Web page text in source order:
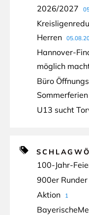
2026/2027
Herren
Hannover-
möglich
Büro
Sommerferien
U13 sucht
100-Jahr-
900er Runder
Aktion 1